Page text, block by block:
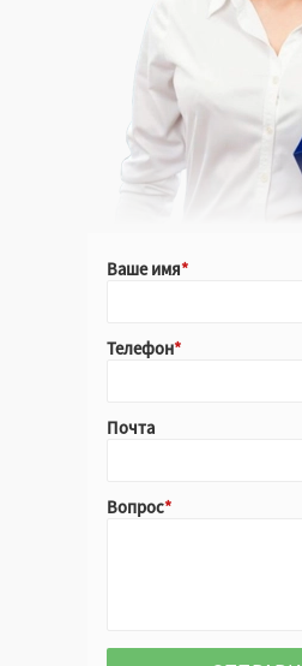
Крафт
Белый
Ваше имя
Телефон
Почта
Вопрос